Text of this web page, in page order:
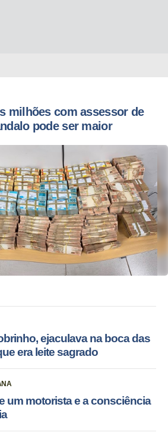
milhões com assessor de
pode ser maior
ejaculava na boca das
era leite sagrado
um motorista e a consciência